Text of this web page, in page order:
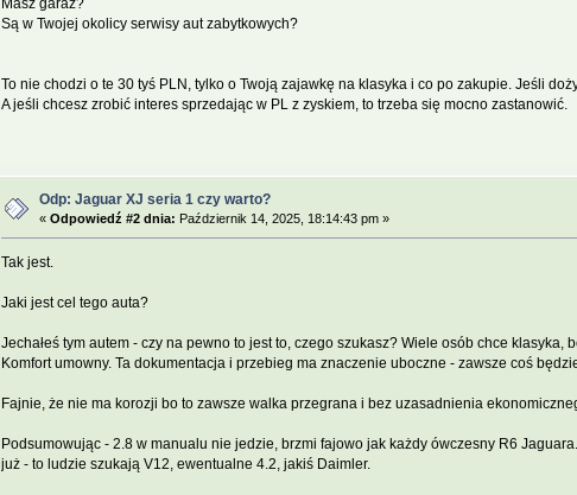
Masz garaż?
Są w Twojej okolicy serwisy aut zabytkowych?
To nie chodzi o te 30 tyś PLN, tylko o Twoją zajawkę na klasyka i co po zakupie. Jeśli
A jeśli chcesz zrobić interes sprzedając w PL z zyskiem, to trzeba się mocno zastanowić.
Odp: Jaguar XJ seria 1 czy warto?
«Odpowiedź #2 dnia: Październik 14, 2025, 18:14:43 pm »
Tak jest.
Jaki jest cel tego auta?
Jechałeś tym autem - czy na pewno to jest to, czego szukasz? Wiele osób chce
Komfort umowny. Ta dokumentacja i przebieg ma znaczenie uboczne - zawsze coś
Fajnie, że nie ma korozji bo to zawsze walka przegrana i bez uzasadnienia
Podsumowując - 2.8 w manualu nie jedzie, brzmi fajowo jak każdy ówczesny R6
już - to ludzie szukają V12, ewentualne 4.2, jakiś Daimler.